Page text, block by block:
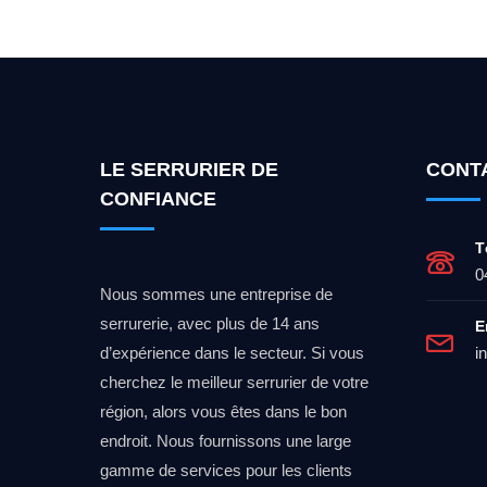
LE SERRURIER DE
CONFIANCE
Nous sommes une entreprise de
serrurerie, avec plus de 14 ans
d’expérience dans le secteur. Si vous
cherchez le meilleur serrurier de votre
région, alors vous êtes dans le bon
endroit. Nous fournissons une large
gamme de services pour les clients